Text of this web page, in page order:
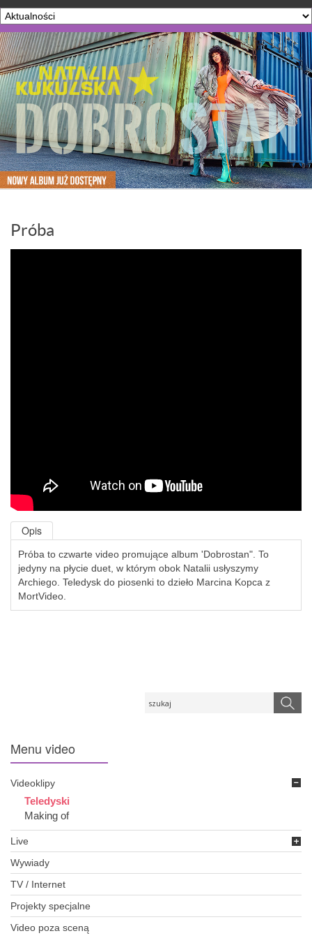
Próba
Opis
Próba to czwarte video promujące album 'Dobrostan". To
jedyny na płycie duet, w którym obok Natalii usłyszymy
Archiego. Teledysk do piosenki to dzieło Marcina Kopca z
MortVideo.
Menu video
Videoklipy
Teledyski
Making of
Live
Wywiady
TV / Internet
Projekty specjalne
Video poza sceną